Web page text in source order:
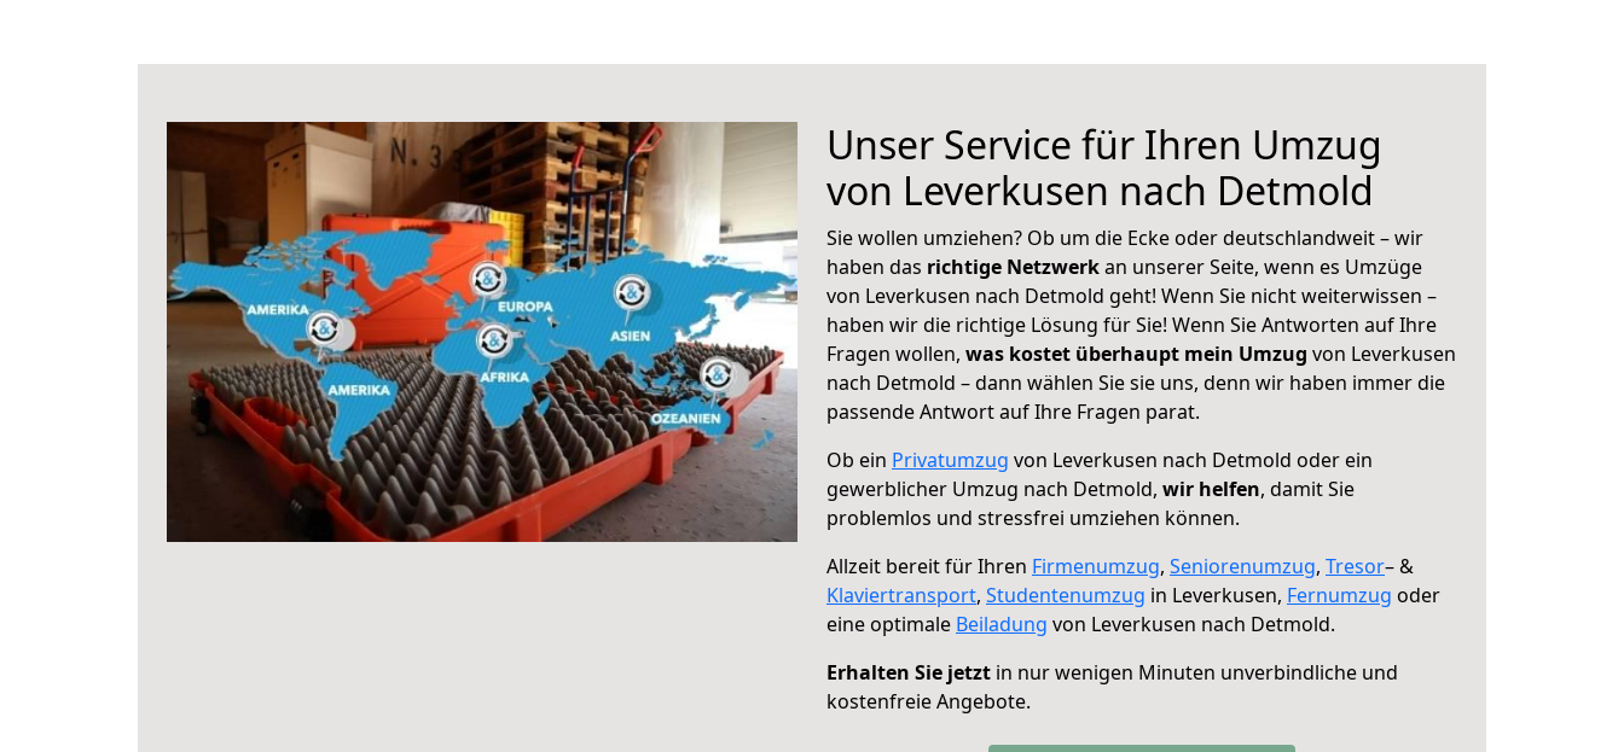
Unser Service für Ihren Umzug
von Leverkusen nach Detmold
Sie wollen umziehen? Ob um die Ecke oder deutschlandweit – wir
haben das richtige Netzwerkan unserer Seite, wenn es Umzüge
von Leverkusen nach Detmold geht! Wenn Sie nicht weiterwissen –
haben wir die richtige Lösung für Sie! Wenn Sie Antworten auf Ihre
Fragen wollen, was kostet überhaupt mein Umzug von Leverkusen
nach Detmold – dann wählen Sie sie uns, denn wir haben immer die
passende Antwort auf Ihre Fragen parat.
Ob ein Privatumzug von Leverkusen nach Detmold oder ein
gewerblicher Umzug nach Detmold, wir helfen, damit Sie
problemlos und stressfrei umziehen können.
Allzeit bereit für Ihren Firmenumzug, Seniorenumzug, Tresor– &
Klaviertransport, Studentenumzug in Leverkusen, Fernumzug oder
eine optimale Beiladung von Leverkusen nach Detmold.
Erhalten Sie jetzt in nur wenigen Minuten unverbindliche und
kostenfreie Angebote.